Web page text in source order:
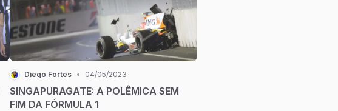
Diego Fortes • 04/05/2023
SINGAPURAGATE: A POLÊMICA SEM
FIM DA FÓRMULA 1